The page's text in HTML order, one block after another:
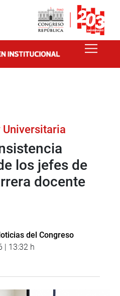
los jefes de
docente
del Congreso
| 13:32 h